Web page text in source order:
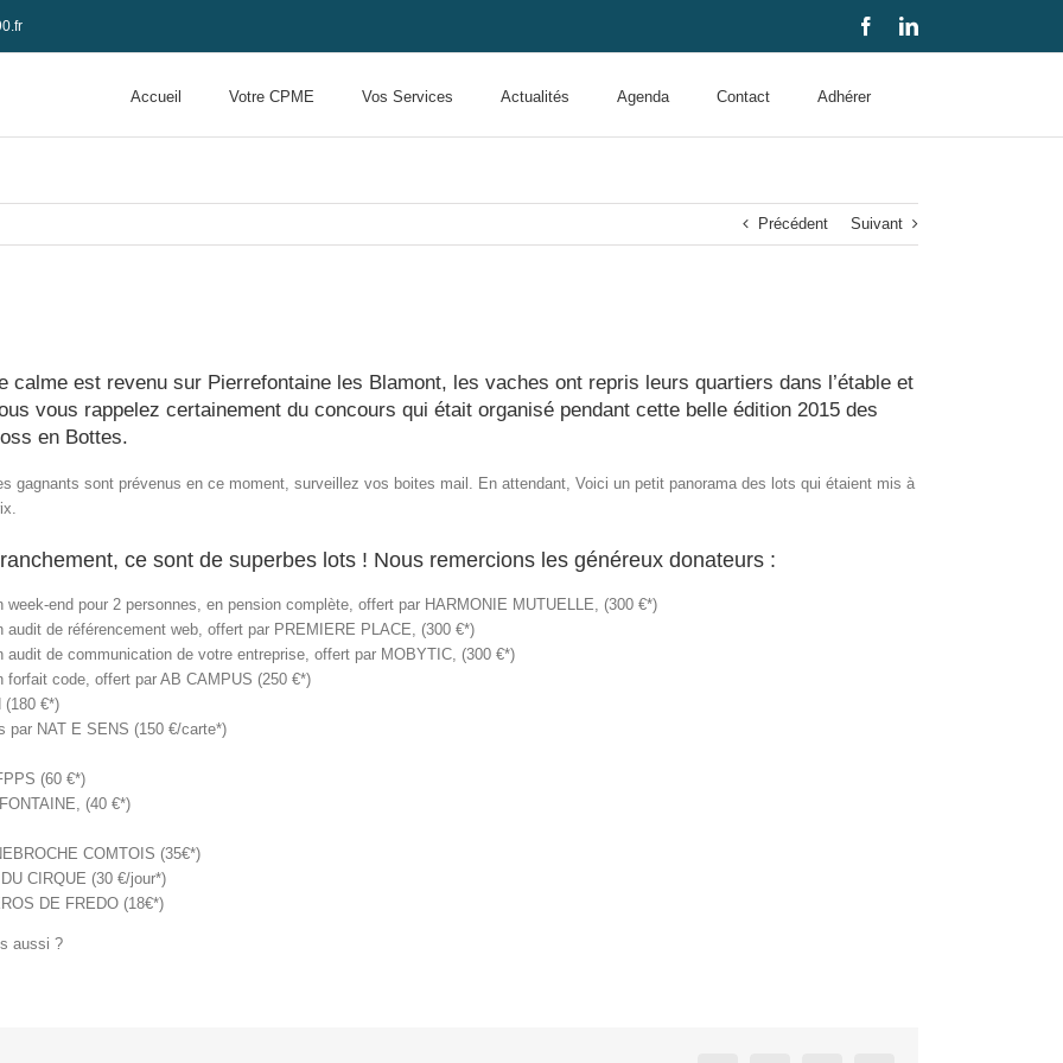
FacebookLinkedIn
Accueil Votre CPME Vos Services Actualités Agenda Contact Adhérer
Précédent Suivant
calme est revenu sur Pierrefontaine les Blamont, les vaches ont repris leurs quartiers dans l’étable et
vous rappelez certainement du concours qui était organisé pendant cette belle édition 2015 des
en Bottes.
gagnants sont prévenus en ce moment, surveillez vos boites mail. En attendant, Voici un petit panorama des lots qui étaient mis à
ce sont de superbes lots ! Nous remercions les généreux donateurs :
week-end pour 2 personnes, en pension complète, offert par HARMONIE MUTUELLE, (300 €*)
audit de référencement web, offert par PREMIERE PLACE, (300 €*)
audit de communication de votre entreprise, offert par MOBYTIC, (300 €*)
forfait code, offert par AB CAMPUS (250 €*)
(180 €*)
par NAT E SENS (150 €/carte*)
(60 €*)
(40 €*)
COMTOIS (35€*)
CIRQUE (30 €/jour*)
DE FREDO (18€*)
aussi ?